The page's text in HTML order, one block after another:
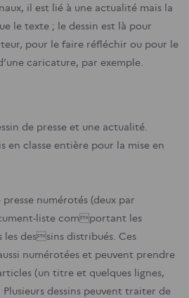
il est lié à une actualité mais la
le texte ; le dessin est là pour
pour le faire réfléchir ou pour le
caricature, par exemple.
de presse et une actualité.
en classe entière pour la mise en
presse numérotés (deux par
liste comportant les
dessins distribués. Ces
numérotées et peuvent prendre
(un titre et quelques lignes,
dessins peuvent traiter de